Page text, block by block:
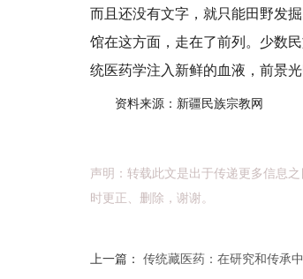
而且还没有文字，就只能田野发
馆在这方面，走在了前列。少数
统医药学注入新鲜的血液，前景光
资料来源：新疆民族宗教网
声明：转载此文是出于传递更多信息
时更正、删除，谢谢。
上一篇： 传统藏医药：在研究和传承